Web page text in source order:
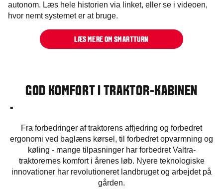
autonom. Læs hele historien via linket, eller se i videoen,
hvor nemt systemet er at bruge.
LÆS MERE OM SMARTTURN
GOD KOMFORT I TRAKTOR-KABINEN
.
Fra forbedringer af traktorens affjedring og forbedret
ergonomi ved baglæns kørsel, til forbedret opvarmning og
køling - mange tilpasninger har forbedret Valtra-
traktorernes komfort i årenes løb. Nyere teknologiske
innovationer har revolutioneret landbruget og arbejdet på
gården.